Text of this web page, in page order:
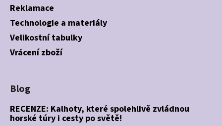
Reklamace
Technologie a materiály
Velikostní tabulky
Vrácení zboží
Blog
RECENZE: Kalhoty, které spolehlivě zvládnou
horské túry i cesty po světě!